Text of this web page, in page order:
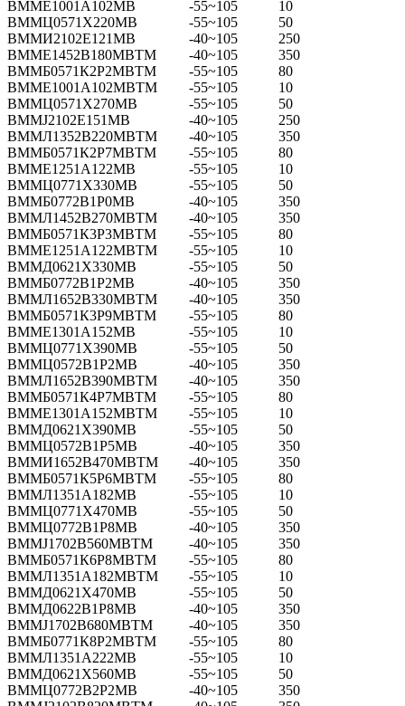
ВММЕ1001А102МВ -55~105
10
ВММЦ0571Х220МВ
-55~105
50
ВММИ2102Е121МВ
-40~105
250
ВММЕ1452В180МВТМ
-40~105
350
ВММБ0571К2Р2МВТМ
-55~105
80
ВММЕ1001А102МВТМ
-55~105
10
ВММЦ0571Х270МВ
-55~105
50
ВММЈ2102Е151МВ
-40~105
250
ВММЛ1352В220МВТМ
-40~105
350
ВММБ0571К2Р7МВТМ
-55~105
80
ВММЕ1251А122МВ
-55~105
10
ВММЦ0771Х330МВ
-55~105
50
ВММБ0772В1Р0МВ
-40~105
350
ВММЛ1452В270МВТМ
-40~105
350
ВММБ0571К3Р3МВТМ
-55~105
80
ВММЕ1251А122МВТМ
-55~105
10
ВММД0621Х330МВ
-55~105
50
ВММБ0772В1Р2МВ
-40~105
350
ВММЛ1652В330МВТМ
-40~105
350
ВММБ0571К3Р9МВТМ
-55~105
80
ВММЕ1301А152МВ
-55~105
10
ВММЦ0771Х390МВ
-55~105
50
ВММЦ0572В1Р2МВ
-40~105
350
ВММЛ1652В390МВТМ
-40~105
350
ВММБ0571К4Р7МВТМ
-55~105
80
ВММЕ1301А152МВТМ
-55~105
10
ВММД0621Х390МВ
-55~105
50
ВММЦ0572В1Р5МВ
-40~105
350
ВММИ1652В470МВТМ
-40~105
350
ВММБ0571К5Р6МВТМ
-55~105
80
ВММЛ1351А182МВ
-55~105
10
ВММЦ0771Х470МВ
-55~105
50
ВММЦ0772В1Р8МВ
-40~105
350
ВММЈ1702В560МВТМ
-40~105
350
ВММБ0571К6Р8МВТМ
-55~105
80
ВММЛ1351А182МВТМ
-55~105
10
ВММД0621Х470МВ
-55~105
50
ВММД0622В1Р8МВ
-40~105
350
ВММЈ1702В680МВТМ
-40~105
350
ВММБ0771К8Р2МВТМ
-55~105
80
ВММЛ1351А222МВ
-55~105
10
ВММД0621Х560МВ
-55~105
50
ВММЦ0772В2Р2МВ
-40~105
350